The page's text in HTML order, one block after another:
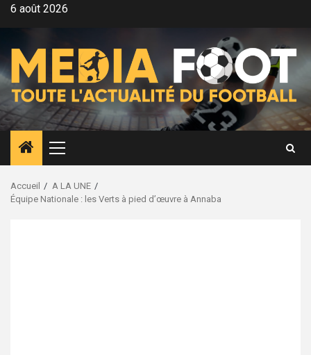
Aller6 août 2026
Menu
principal
Accueil
A LA UNE
Équipe Nationale : les Verts à pied d’œuvre à Annaba